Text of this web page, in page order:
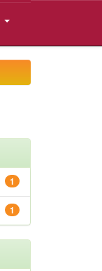
1
1